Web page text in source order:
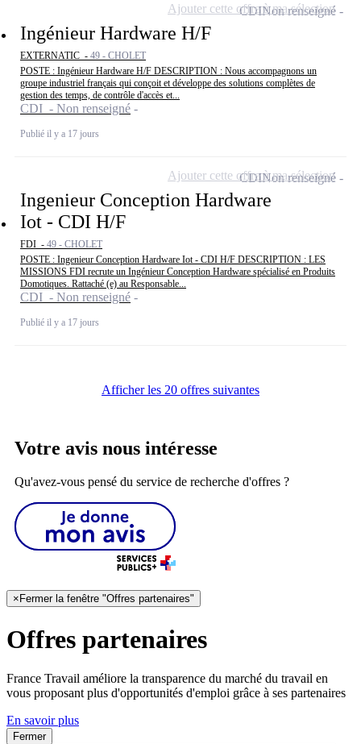
Ingénieur Hardware H/F
EXTERNATIC - 49 - CHOLET
POSTE : Ingénieur Hardware H/F DESCRIPTION : Nous accompagnons un
groupe industriel français qui conçoit et développe des solutions complètes de
gestion des temps, de contrôle d'accès et...
CDI - Non renseigné
Publié il y a 17 jours
CDINon renseigné
Ajouter cette offre à ma sélection
Ingenieur Conception Hardware
Iot - CDI H/F
FDI - 49 - CHOLET
POSTE : Ingenieur Conception Hardware Iot - CDI H/F DESCRIPTION : LES
MISSIONS FDI recrute un Ingénieur Conception Hardware spécialisé en Produits
Domotiques. Rattaché (e) au Responsable...
CDI - Non renseigné
Publié il y a 17 jours
CDINon renseigné
Ajouter cette offre à ma sélection
Afficher les 20 offres suivantes
Votre avis nous intéresse
Qu'avez-vous pensé du service de recherche d'offres ?
× Fermer la fenêtre "Offres partenaires"
Offres partenaires
France Travail améliore la transparence du marché du travail en
vous proposant plus d'opportunités d'emploi grâce à ses partenaires
En savoir plus
Fermer